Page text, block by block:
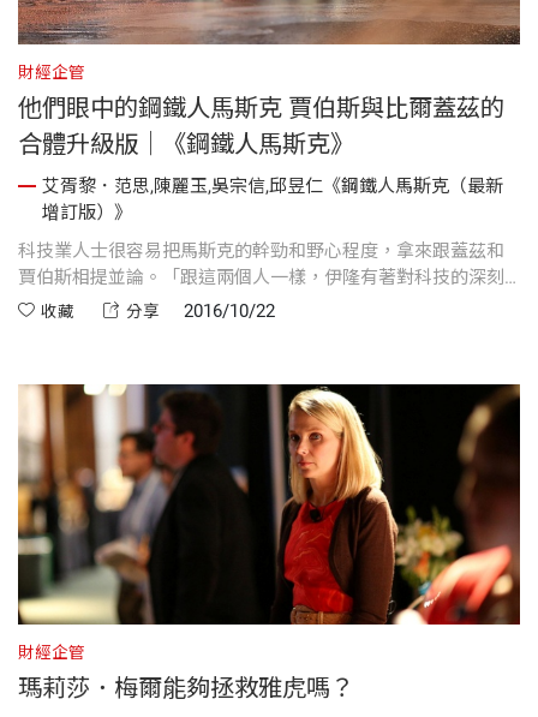
財經企管
他們眼中的鋼鐵人馬斯克 賈伯斯與比爾蓋茲的
合體升級版｜《鋼鐵人馬斯克》
艾胥黎．范思,陳麗玉,吳宗信,邱昱仁《鋼鐵人馬斯克（最新
增訂版）》
科技業人士很容易把馬斯克的幹勁和野心程度，拿來跟蓋茲和
賈伯斯相提並論。「跟這兩個人一樣，伊隆有著對科技的深刻
理解、一個懷抱願景不受限制的態度，以及追求長遠目標的決
收藏 分享 2016/10/22
財經企管
瑪莉莎．梅爾能夠拯救雅虎嗎？